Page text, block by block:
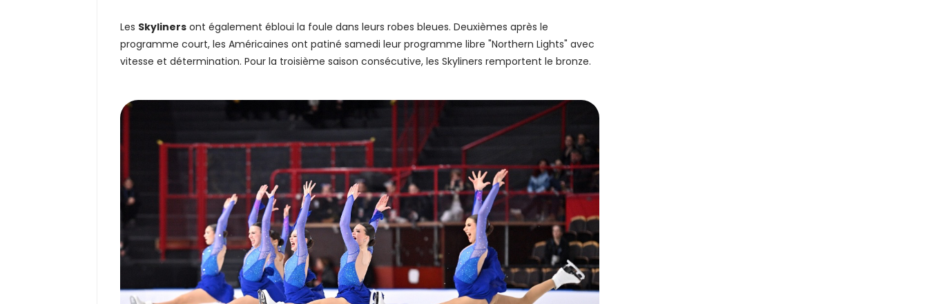
Les Skylinersont également ébloui la foule dans leurs robes bleues. Deuxièmes après le
programme court, les Américaines ont patiné samedi leur programme libre "Northern Lights" avec
vitesse et détermination. Pour la troisième saison consécutive, les Skyliners remportent le bronze.